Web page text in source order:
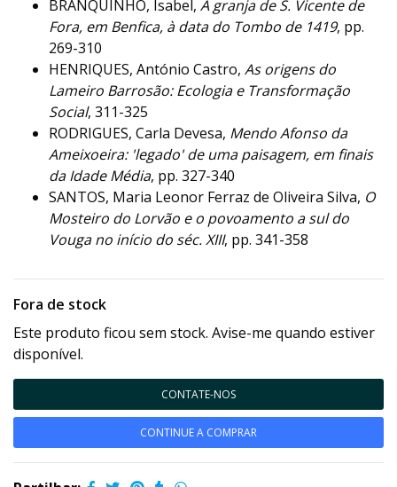
BRANQUINHO, Isabel, A granja de S. Vicente de
Fora, em Benfica, à data do Tombo de 1419, pp.
269-310
HENRIQUES, António Castro, As origens do
Lameiro Barrosão: Ecologia e Transformação
Social, 311-325
RODRIGUES, Carla Devesa, Mendo Afonso da
Ameixoeira: 'legado' de uma paisagem, em finais
da Idade Média, pp. 327-340
SANTOS, Maria Leonor Ferraz de Oliveira Silva, O
Mosteiro do Lorvão e o povoamento a sul do
Vouga no início do séc. XIII, pp. 341-358
Fora de stock
Este produto ficou sem stock. Avise-me quando estiver
disponível.
CONTATE-NOS
CONTINUE A COMPRAR